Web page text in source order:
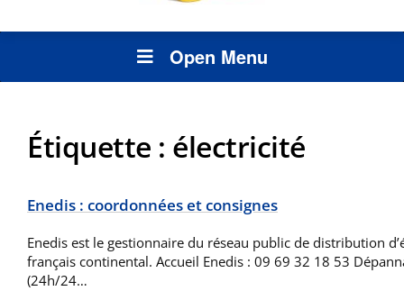
Open Menu
Étiquette : électricité
Enedis : coordonnées et consignes
Enedis est le gestionnaire du réseau public de distribution
français continental. Accueil Enedis : 09 69 32 18 53
(24h/24…